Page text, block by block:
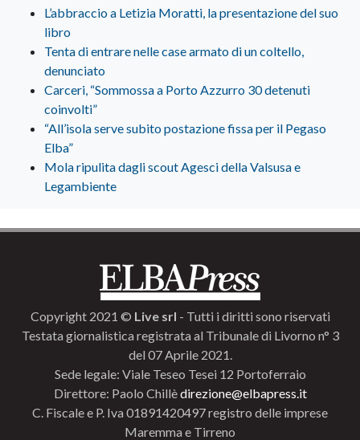
L’abbraccio a Letizia Moratti, la presentazione del suo
libro
Tenta di entrare nelle case armato di un coltello,
denunciato
Carceri, “Sommossa a Porto Azzurro 30 detenuti
coinvolti”
“All’isola serve subito postazione fissa per il Pegaso
Elba”
Mola ripulita dagli scout Agesci della Valsusa e
Legambiente
Copyright 2021 © Live srl - Tutti i diritti sono riservati
Testata giornalistica registrata al Tribunale di Livorno n° 3
del 07 Aprile 2021.
Sede legale: Viale Teseo Tesei 12 Portoferraio
Direttore: Paolo Chillèdirezione@elbapress.it
C. Fiscale e P. Iva 01891420497 registro delle imprese
Maremma e Tirreno